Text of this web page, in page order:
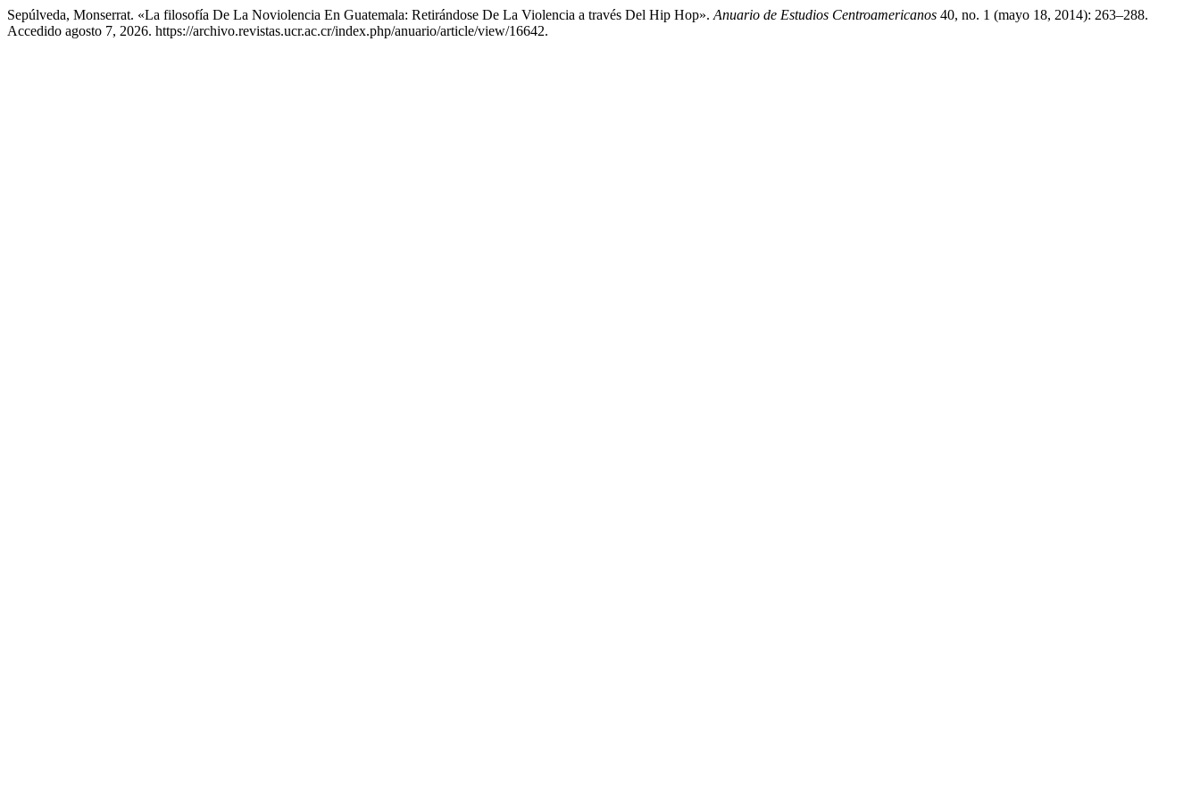
Sepúlveda, Monserrat. «La filosofía De La Noviolencia En Guatemala: Retirándose De La Violencia a través Del Hip Hop». Anuario de Estudios Centroamericanos 40, no. 1 (mayo 18, 2014): 263–288.
Accedido agosto 7, 2026. https://archivo.revistas.ucr.ac.cr/index.php/anuario/article/view/16642.